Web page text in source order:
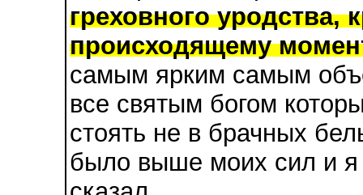
греховного уродства,
происходящему
самым ярким самым
все святым богом
стоять не в брачных
было выше моих сил и я